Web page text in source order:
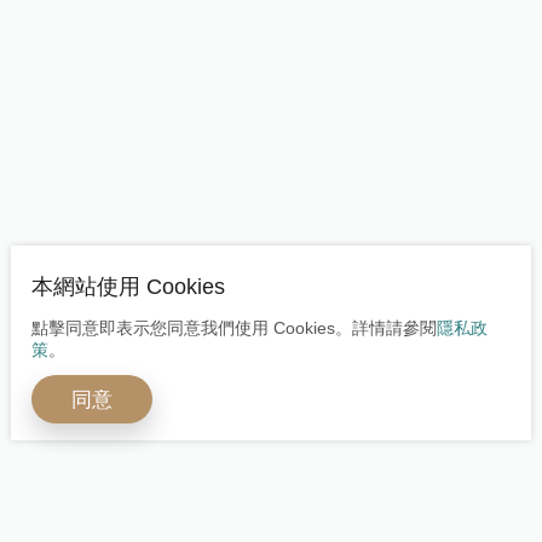
本網站使用 Cookies
點擊同意即表示您同意我們使用 Cookies。詳情請參閱隱私政
策。
同意